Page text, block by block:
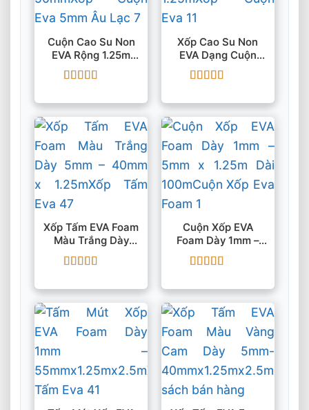
Cuộn Cao Su Non
EVA Rộng 1.25m
Dày Từ 1 Mm –
50mm
hạng55 sao
Xốp Cao Su Non
EVA Dạng Cuộn
1mm – 5mm , Rộng
1.25m
hạng55 sao
Xốp Tấm EVA Foam
Màu Trắng Dày
5mm – 40mm X
1.25m
hạng55 sao
Cuộn Xốp EVA
Foam Dày 1mm –
5mm X 1.25m Dài
100m
hạng55 sao